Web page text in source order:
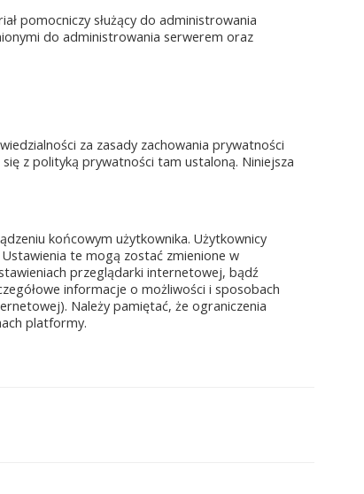
pomocniczy służący do administrowania
do administrowania serwerem oraz
za zasady zachowania prywatności
z polityką prywatności tam ustaloną. Niniejsza
końcowym użytkownika. Użytkownicy
te mogą zostać zmienione w
przeglądarki internetowej, bądź
informacje o możliwości i sposobach
Należy pamiętać, że ograniczenia
platformy.